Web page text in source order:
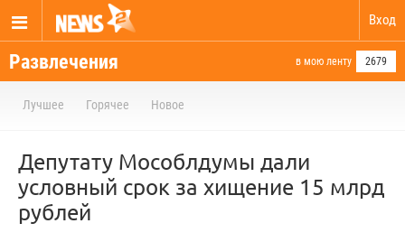
Вход
Развлечения в мою ленту 2679
Лучшее Горячее Новое
Депутату Мособлдумы дали
условный срок за хищение 15 млрд
рублей